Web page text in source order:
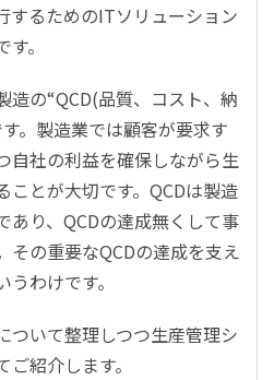
ラウドコンピューティング
するためのITソリューション
す。
造の“QCD(品質、コスト、納
。製造業では顧客が要求す
自社の利益を確保しながら生
ことが大切です。QCDは製造
あり、QCDの達成無くして事
その重要なQCDの達成を支え
わけです。
ついて整理しつつ生産管理シ
紹介します。